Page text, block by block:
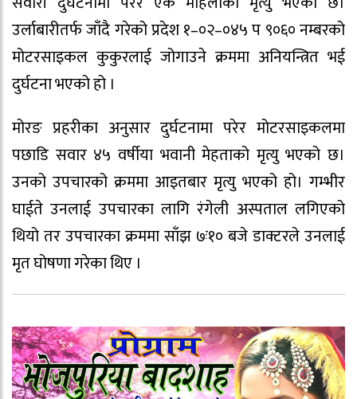
उर्लाबारीतर्फ जाँदै गरेको प्रदेश १–०२–०४५ प ९०६० नम्बरको
मोटरसाइकल कुकुरलाई जोगाउने क्रममा अनियन्त्रित भई
दुर्घटना भएको हो ।
मोरङ प्रहरीका अनुसार दुर्घटनामा परेर मोटरसाइकलमा
पछाडि सवार ४५ वर्षीया भवानी मेहताको मृत्यु भएको छ।
उनको उपचारको क्रममा आइतबार मृत्यु भएको हो। गम्भीर
घाईते उनलाई उपचारका लागि रंगेली अस्पताल लगिएको
थियो तर उपचारका क्रममा साँझ ७ः१० बजे डाक्टरले उनलाई
मृत घोषणा गरेका थिए ।